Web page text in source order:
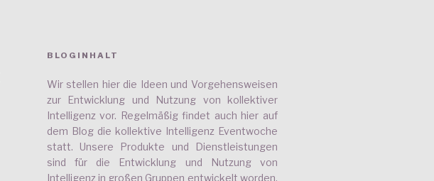
BLOGINHALT
Wir stellen hier die Ideen und Vorgehensweisen
zur Entwicklung und Nutzung von kollektiver
Intelligenz vor. Regelmäßig findet auch hier auf
dem Blog die kollektive Intelligenz Eventwoche
statt. Unsere Produkte und Dienstleistungen
sind für die Entwicklung und Nutzung von
Intelligenz in großen Gruppen entwickelt worden.